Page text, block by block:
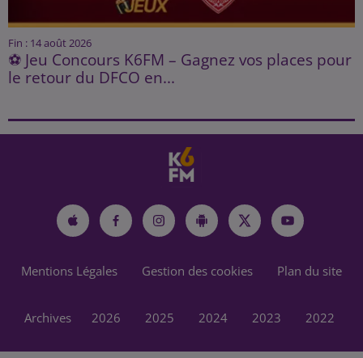
Fin : 14 août 2026
⚽ Jeu Concours K6FM – Gagnez vos places pour
le retour du DFCO en...
Mentions Légales Gestion des cookies Plan du site
Archives 2026 2025 2024 2023 2022